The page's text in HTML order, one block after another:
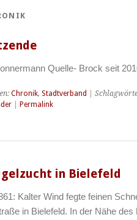
Quelle- Brock seit
Chronik, Stadtverband |
| Permalink
in Bielefeld
Kalter Wind fegte feinen
in Bielefeld. In der Nähe